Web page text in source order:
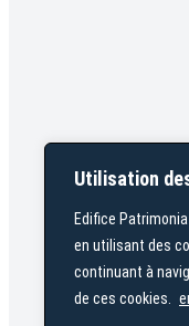
Utilisation
Edifice
en utilisant des
continuant à
de ces cookies.